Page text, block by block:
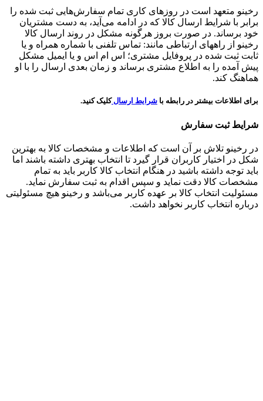
رخینو متعهد است در روزهای کاری تمام سفارش‌هایی ثبت شده را
برابر با شرایط ارسال کالا که در ادامه می‌آید، به دست مشتریان
خود برساند. در صورت بروز هرگونه مشکل در روند ارسال کالا
رخینو از راههای ارتباطی مانند: تماس تلفنی با شماره همراه و یا
ثابت ثبت شده در پروفایل مشتری؛ اس ام اس و یا ایمیل مشکل
پیش آمده را به اطلاع مشتری برساند و زمان بعدی ارسال را با او
هماهنگ کند.
برای اطلاعات بیشتر در رابطه با شرایط ارسال کلیک کنید.
شرایط ثبت سفارش
در رخینو تلاش بر آن است که اطلاعات و مشخصات کالا به بهترین
شکل در اختیار کاربران قرار گیرد تا انتخاب بهتری داشته باشند اما
باید توجه داشته باشید در هنگام انتخاب کالا کاربر باید به تمام
مشخصات کالا دقت نماید و سپس اقدام به ثبت سفارش نماید.
مسئولیت انتخاب کالا بر عهده کاربر می‌باشد و رخینو هیچ مسئولیتی
درباره انتخاب کاربر نخواهد داشت.